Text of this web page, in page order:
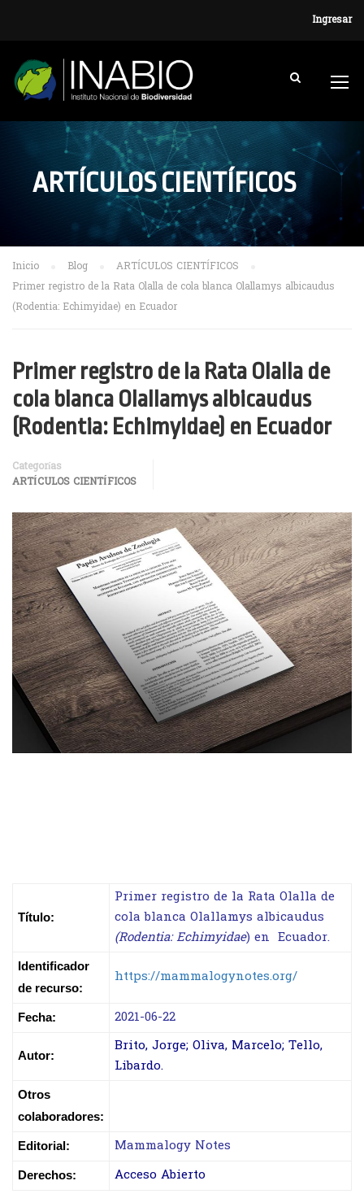
Ingresar
ARTÍCULOS CIENTÍFICOS
Inicio Blog
ARTÍCULOS CIENTÍFICOS
Primer registro de la Rata Olalla de cola blanca Olallamys albicaudus
(Rodentia: Echimyidae) en Ecuador
Primer registro de la Rata Olalla de
cola blanca Olallamys albicaudus
(Rodentia: Echimyidae) en Ecuador
Categorías
ARTÍCULOS CIENTÍFICOS
Título:
Primer registro de la Rata Olalla de
cola blanca Olallamys albicaudus
(Rodentia: Echimyidae) en Ecuador.
Identificador
de recurso:
https://mammalogynotes.org/
Fecha: 2021-06-22
Autor:
Brito, Jorge; Oliva, Marcelo; Tello,
Libardo.
Otros
colaboradores:
Editorial: Mammalogy Notes
Derechos: Acceso Abierto